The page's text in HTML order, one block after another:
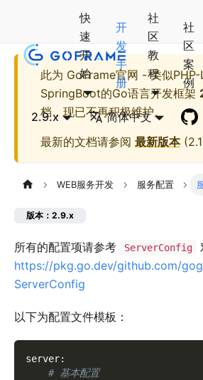
快
速
开
始
开
发
手
册
社
区
教
程
社
区
案
例
2.9.x 简体中文
此为 GoFrame官网 - 类似
SpringBoot的Go语言开发框架
档，现已不再积极维护。
最新的文档请参阅 最新版本(
WEB服务开发 服务配置
版本：2.9.x
所有的配置项请参考 ServerConfig
https://pkg.go.dev/github.com/
ServerConfig
以下为配置文件模板：
server:
# 基本配置